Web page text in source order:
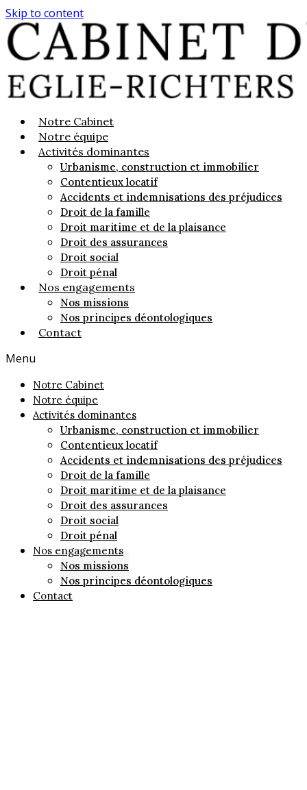
Skip to content
Notre Cabinet
Notre équipe
Activités dominantes
Urbanisme, construction et immobilier
Contentieux locatif
Accidents et indemnisations des préjudices
Droit de la famille
Droit maritime et de la plaisance
Droit des assurances
Droit social
Droit pénal
Nos engagements
Nos missions
Nos principes déontologiques
Contact
Menu
Notre Cabinet
Notre équipe
Activités dominantes
Urbanisme, construction et immobilier
Contentieux locatif
Accidents et indemnisations des préjudices
Droit de la famille
Droit maritime et de la plaisance
Droit des assurances
Droit social
Droit pénal
Nos engagements
Nos missions
Nos principes déontologiques
Contact